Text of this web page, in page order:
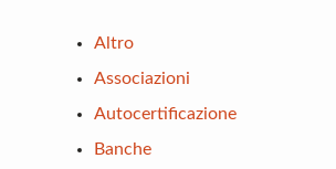
Altro
Associazioni
Autocertificazione
Banche